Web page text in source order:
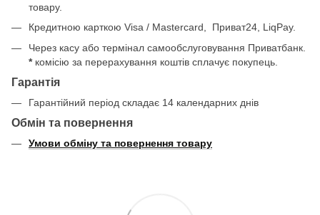
товару.
Кредитною карткою Visa / Mastercard, Приват24, LiqPay.
Через касу або термінал самообслуговування Приватбанк.
* комісію за перерахування коштів сплачує покупець.
Гарантія
Гарантійний період складає 14 календарних днів
Обмін та повернення
Умови обміну та повернення товару